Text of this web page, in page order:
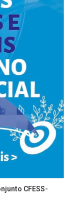
CFESS-